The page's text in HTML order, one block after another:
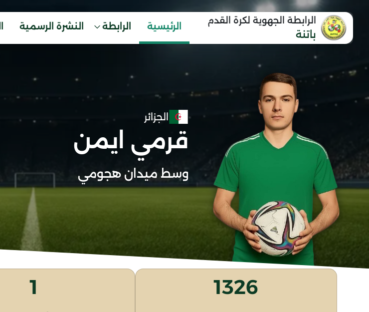
الرابطة الجهوية لكرة القدم
باتنة
الرئيسية الرابطة النشرة الرسمية
الجزائر
قرمي ايمن
وسط ميدان هجومي
1326
1